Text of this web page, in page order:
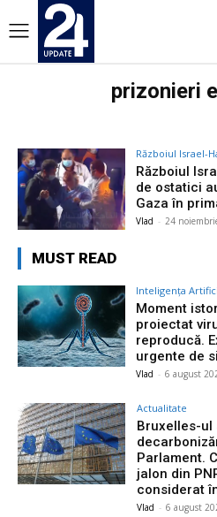
prizonieri
Războiul Israel-
Războiul
de ostatici
Gaza în
Vlad - 24
MUST READ
Inteligența
Moment
proiectat
reproducă.
urgente de
Vlad - 6 august
Actualitate
Bruxelles-ul
Parlament.
jalon din
considerat
Vlad - 6 august